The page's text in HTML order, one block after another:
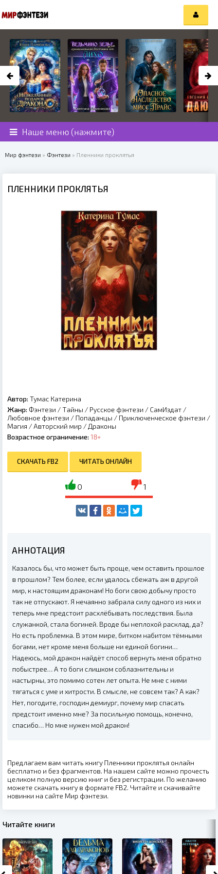
Наше меню (нажмите)
Мир фэнтези » Фэнтези » Пленники проклятья
ПЛЕННИКИ ПРОКЛЯТЬЯ
Автор: Тумас Катерина
Жанр: Фэнтези /Тайны / Русское фэнтези / СамИздат /
Любовное фэнтези / Попаданцы / Приключенческое фэнтези /
Магия /Авторский мир / Драконы
Возрастное ограничение: 18+
СКАЧАТЬ FB2 ЧИТАТЬ ОНЛАЙН
0 1
АННОТАЦИЯ
Казалось бы, что может быть проще, чем оставить прошлое
в прошлом? Тем более, если удалось сбежать аж в другой
мир, к настоящим драконам! Но боги свою добычу просто
так не отпускают. Я нечаянно забрала силу одного из них и
теперь мне предстоит расхлёбывать последствия. Была
служанкой, стала богиней. Вроде бы неплохой расклад, да?
Но есть проблемка. В этом мире, битком набитом тёмными
богами, нет кроме меня больше ни единой богини…
Надеюсь, мой дракон найдёт способ вернуть меня обратно
побыстрее… А то боги слишком соблазнительны и
настырны, это помимо сотен лет опыта. Не мне с ними
тягаться с уме и хитрости. В смысле, не совсем так? А как?
Нет, погодите, господин демиург, почему мир спасать
предстоит именно мне? За посильную помощь, конечно,
спасибо… Но мне нужен мой дракон!
Предлагаем вам читать книгу Пленники проклятья онлайн
бесплатно и без фрагментов. На нашем сайте можно прочесть
целиком полную версию книг и без регистрации. По желанию
можете скачать книгу в формате FB2. Читайте и скачивайте
новинки на сайте Мир фэнтези.
Читайте книги